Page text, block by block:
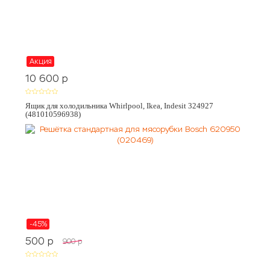
Акция
10 600 p
Ящик для холодильника Whirlpool, Ikea, Indesit 324927
(481010596938)
-45%
500 p 900 p